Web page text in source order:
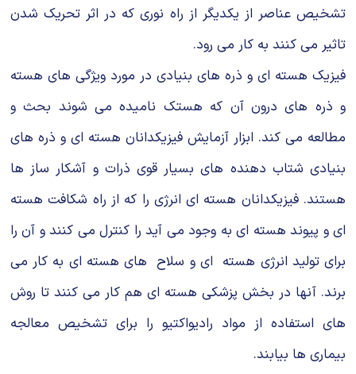
تشخیص عناصر از یکدیگر از راه نورى که در اثر تحریک شدن
تاثیر مى کنند به کار مى رود.
فیزیک هسته اى و ذره هاى بنیادى در مورد ویژگى هاى هسته
و ذره هاى درون آن که هستک نامیده مى شوند بحث و
مطالعه مى کند. ابزار آزمایش فیزیکدانان هسته اى و ذره هاى
بنیادى شتاب دهنده هاى بسیار قوى ذرات و آشکار ساز ها
هستند. فیزیکدانان هسته اى انرژى را که از راه شکافت هسته
اى و پیوند هسته اى به وجود مى آید را کنترل مى کنند و آن را
براى تولید انرژى هسته اى و سلاح هاى هسته اى به کار مى
برند. آنها در بخش پزشکى هسته اى هم کار مى کنند تا روش
هاى استفاده از مواد رادیواکتیو را براى تشخیص معالجه
بیمارى ها بیابند.